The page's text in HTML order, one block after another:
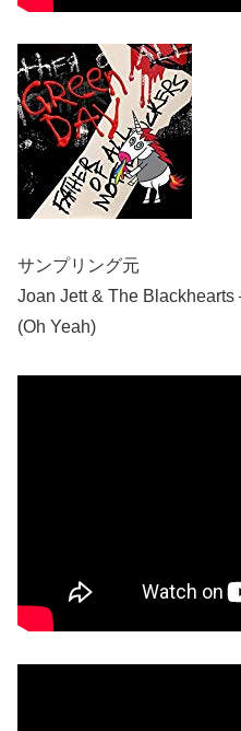
サンプリング元
Joan Jett & The Blackhearts
(Oh Yeah)